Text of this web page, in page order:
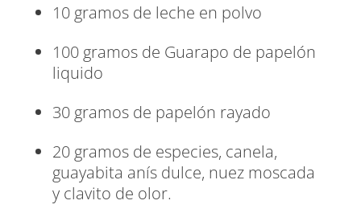
10 gramos de leche en polvo
100 gramos de Guarapo de papelón
liquido
30 gramos de papelón rayado
20 gramos de especies, canela,
guayabita anís dulce, nuez moscada
y clavito de olor.